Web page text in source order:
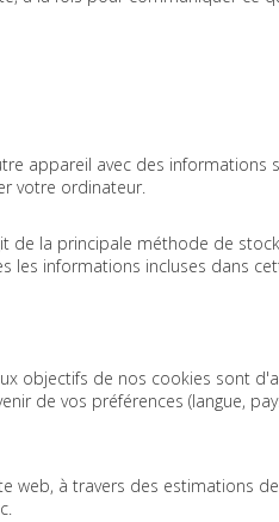
appareil avec des informations
votre ordinateur.
la principale méthode de
les informations incluses dans
objectifs de nos cookies sont
de vos préférences (langue,
web, à travers des estimations